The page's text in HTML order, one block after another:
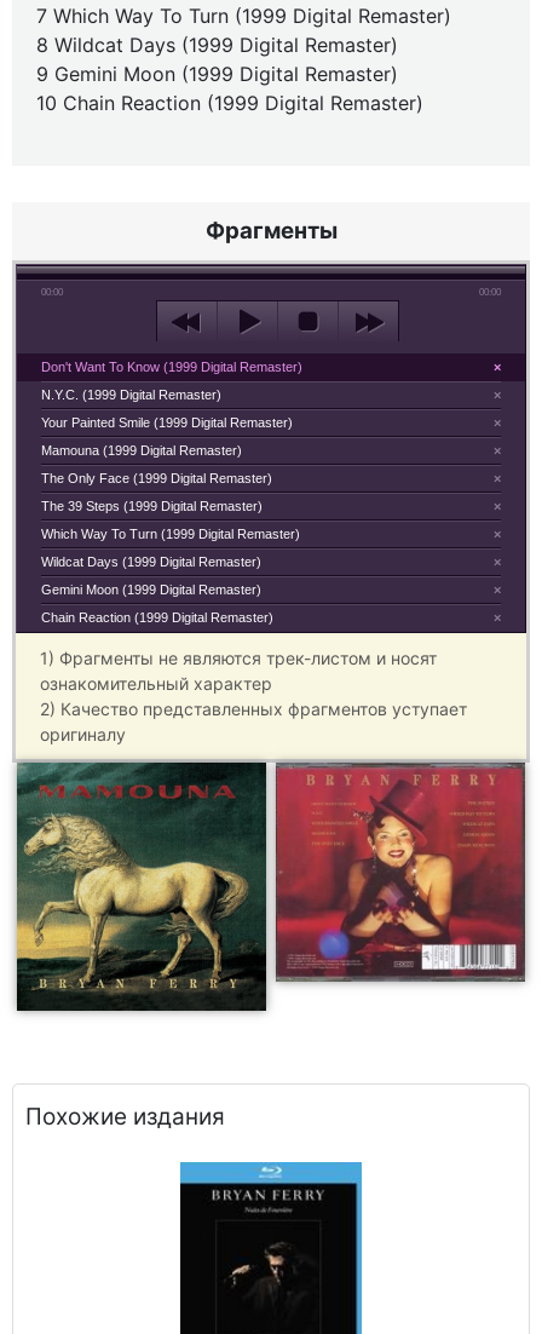
7 Which Way To Turn (1999 Digital Remaster)
8 Wildcat Days (1999 Digital Remaster)
9 Gemini Moon (1999 Digital Remaster)
10 Chain Reaction (1999 Digital Remaster)
Фрагменты
00:00 00:00
×
Don't Want To Know (1999 Digital Remaster)
×
N.Y.C. (1999 Digital Remaster)
×
Your Painted Smile (1999 Digital Remaster)
×
Mamouna (1999 Digital Remaster)
×
The Only Face (1999 Digital Remaster)
×
The 39 Steps (1999 Digital Remaster)
×
Which Way To Turn (1999 Digital Remaster)
×
Wildcat Days (1999 Digital Remaster)
×
Gemini Moon (1999 Digital Remaster)
×
Chain Reaction (1999 Digital Remaster)
1) Фрагменты не являются трек-листом и носят
ознакомительный характер
2) Качество представленных фрагментов уступает
оригиналу
Похожие издания